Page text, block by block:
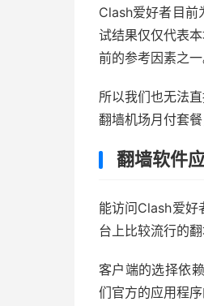
Clash爱好者目前
试结果仅仅代表
前的参考因素之一
所以我们也无法
翻墙机场月付套
翻墙软件
能访问Clash爱好
台上比较流行的
客户端的选择依
们官方的应用程